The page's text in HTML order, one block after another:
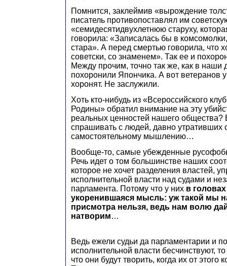
Помнится, заклеймив «вырождение
писатель противопоставлял им
«семидесятидвухлетнюю старуху,
говорила: «Записалась бы в
стара». А перед смертью говорила, что
советски, со знаменем». Так ее и
Между прочим, точно так же, как в наши
похоронили Япончика. А вот ветеранов
хоронят. Не заслужили.
Хоть кто-нибудь из «Всероссийского
Родины» обратил внимание на эту
реальных ценностей нашего общества?
спрашивать с людей, давно утративших
самостоятельному мышлению…
Вообще-то, самые убежденные
Речь идет о том большинстве наших
которое не хочет разделения властей,
исполнительной власти над судами и
парламента. Потому что у них в
укоренившаяся мысль: уж такой мы
присмотра нельзя, ведь нам волю
натворим…
Ведь ежели судьи да парламентарии и
исполнительной власти бесчинствуют,
что они будут творить, когда их от этого